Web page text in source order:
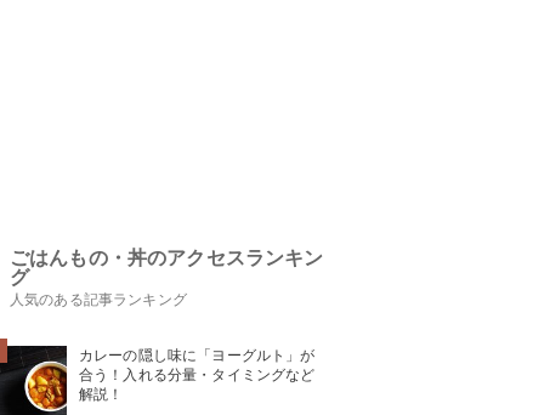
ごはんもの・丼のアクセスランキン
グ
人気のある記事ランキング
カレーの隠し味に「ヨーグルト」が
合う！入れる分量・タイミングなど
解説！